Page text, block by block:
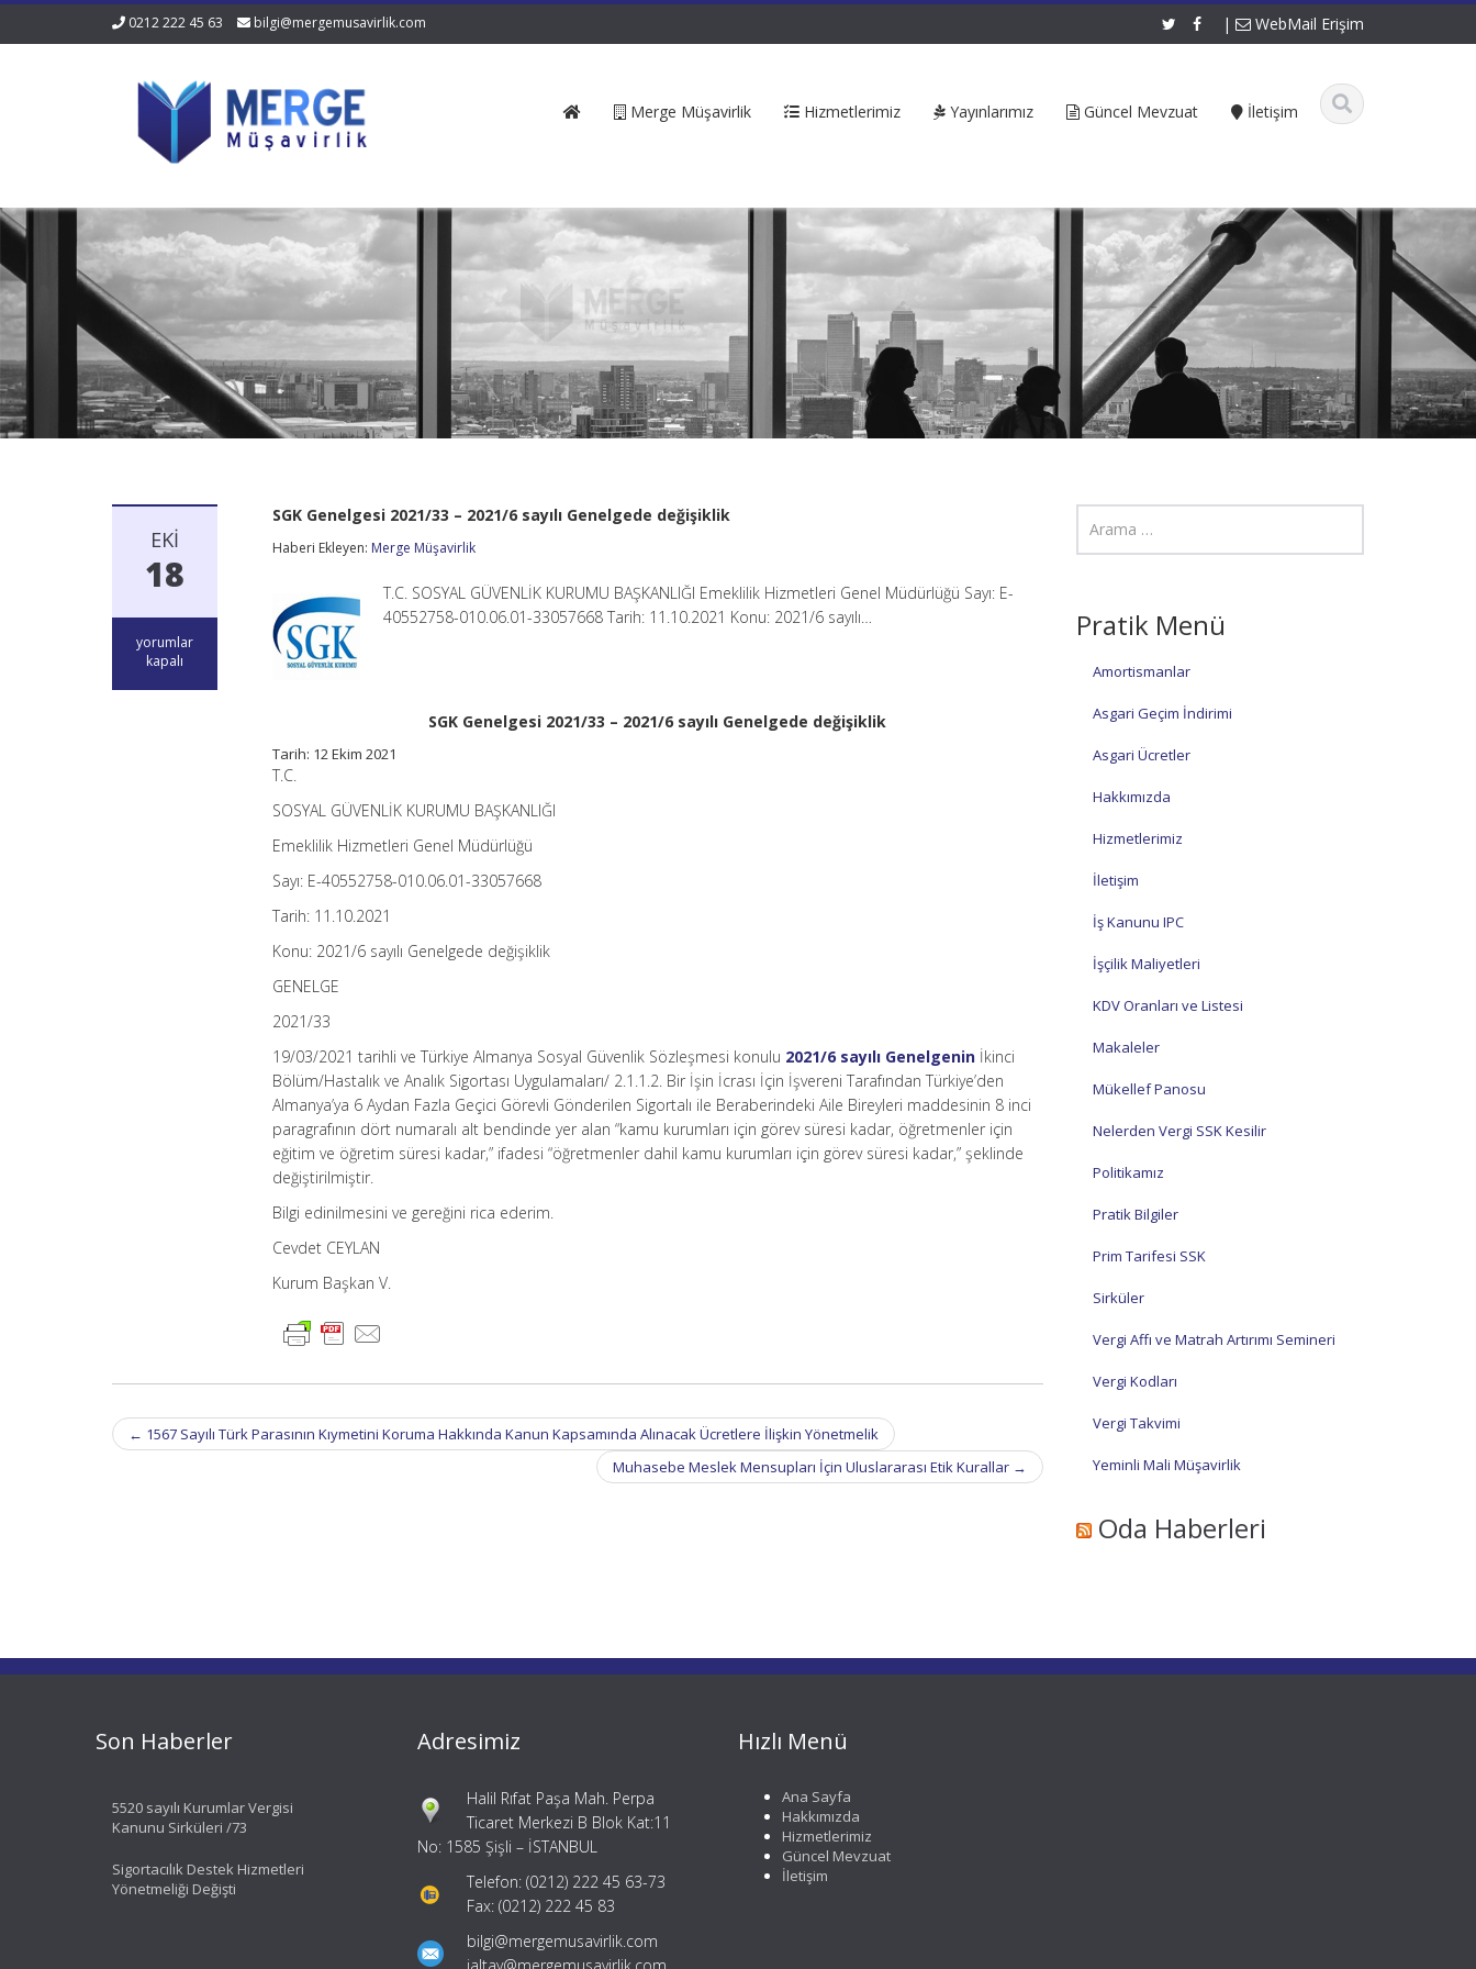
0212 222 45 63 bilgi@mergemusavirlik.com | WebMail Erişim
Merge Müşavirlik Hizmetlerimiz Yayınlarımız Güncel Mevzuat İletişim
EKI
18
SGK
Genelgesi
yorumlar
kapalı
SGK Genelgesi 2021/33 – 2021/6 sayılı Genelgede değişiklik
Haberi Ekleyen: Merge Müşavirlik
T.C. SOSYAL GÜVENLİK KURUMU BAŞKANLIĞI Emeklilik Hizmetleri Genel Müdürlüğü Sayı: E-
40552758-010.06.01-33057668 Tarih: 11.10.2021 Konu: 2021/6 sayılı…
SGK Genelgesi 2021/33 – 2021/6 sayılı Genelgede değişiklik
Tarih: 12 Ekim 2021
T.C.
SOSYAL GÜVENLİK KURUMU BAŞKANLIĞI
Emeklilik Hizmetleri Genel Müdürlüğü
Sayı: E-40552758-010.06.01-33057668
Tarih: 11.10.2021
Konu: 2021/6 sayılı Genelgede değişiklik
GENELGE
2021/33
19/03/2021 tarihli ve Türkiye Almanya Sosyal Güvenlik Sözleşmesi konulu 2021/6 sayılı Genelgenin İkinci
Bölüm/Hastalık ve Analık Sigortası Uygulamaları/ 2.1.1.2. Bir İşin İcrası İçin İşvereni Tarafından Türkiye’den
Almanya’ya 6 Aydan Fazla Geçici Görevli Gönderilen Sigortalı ile Beraberindeki Aile Bireyleri maddesinin 8 inci
paragrafının dört numaralı alt bendinde yer alan “kamu kurumları için görev süresi kadar, öğretmenler için
eğitim ve öğretim süresi kadar,” ifadesi “öğretmenler dahil kamu kurumları için görev süresi kadar,” şeklinde
değiştirilmiştir.
Bilgi edinilmesini ve gereğini rica ederim.
Cevdet CEYLAN
Kurum Başkan V.
Post
navigation
← 1567 Sayılı Türk Parasının Kıymetini Koruma Hakkında Kanun Kapsamında Alınacak Ücretlere İlişkin Yönetmelik
Muhasebe Meslek Mensupları İçin Uluslararası Etik Kurallar →
Pratik Menü
Amortismanlar
Asgari Geçim İndirimi
Asgari Ücretler
Hakkımızda
Hizmetlerimiz
İletişim
İş Kanunu IPC
İşçilik Maliyetleri
KDV Oranları ve Listesi
Makaleler
Mükellef Panosu
Nelerden Vergi SSK Kesilir
Politikamız
Pratik Bilgiler
Prim Tarifesi SSK
Sirküler
Vergi Affı ve Matrah Artırımı Semineri
Vergi Kodları
Vergi Takvimi
Yeminli Mali Müşavirlik
Oda Haberleri
Son Haberler
5520 sayılı Kurumlar Vergisi
Kanunu Sirküleri /73
Sigortacılık Destek Hizmetleri
Yönetmeliği Değişti
Adresimiz
Halil Rıfat Paşa Mah. Perpa
Ticaret Merkezi B Blok Kat:11
No: 1585 Şişli – İSTANBUL
Telefon: (0212) 222 45 63-73
Fax: (0212) 222 45 83
bilgi@mergemusavirlik.com
Hızlı Menü
Ana Sayfa
Hakkımızda
Hizmetlerimiz
Güncel Mevzuat
İletişim